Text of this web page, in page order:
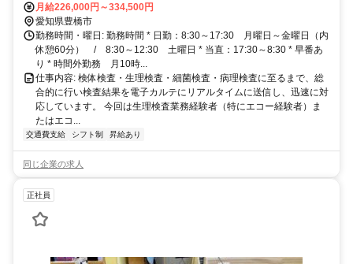
月給226,000円～334,500円
愛知県豊橋市
勤務時間・曜日: 勤務時間 * 日勤：8:30～17:30 月曜日～金曜日（内
休憩60分） / 8:30～12:30 土曜日 * 当直：17:30～8:30 * 早番あ
り * 時間外勤務 月10時...
仕事内容: 検体検査・生理検査・細菌検査・病理検査に至るまで、総
合的に行い検査結果を電子カルテにリアルタイムに送信し、迅速に対
応しています。 今回は生理検査業務経験者（特にエコー経験者）ま
たはエコ...
交通費支給 シフト制 昇給あり
同じ企業の求人
正社員